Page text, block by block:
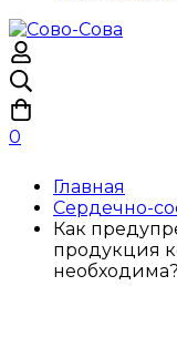
0
Главная
Сердечно-
Как
продукция